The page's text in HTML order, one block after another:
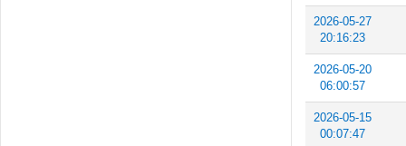
2026-05-27
20:16:23
2026-05-20
06:00:57
2026-05-15
00:07:47